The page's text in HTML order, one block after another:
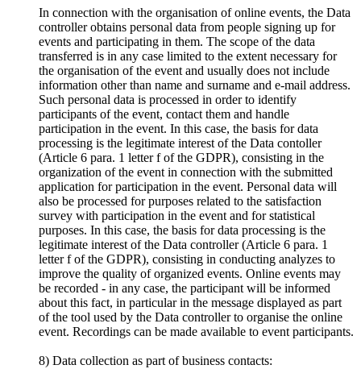
In connection with the organisation of online events, the Data
controller obtains personal data from people signing up for
events and participating in them. The scope of the data
transferred is in any case limited to the extent necessary for
the organisation of the event and usually does not include
information other than name and surname and e-mail address.
Such personal data is processed in order to identify
participants of the event, contact them and handle
participation in the event. In this case, the basis for data
processing is the legitimate interest of the Data contoller
(Article 6 para. 1 letter f of the GDPR), consisting in the
organization of the event in connection with the submitted
application for participation in the event. Personal data will
also be processed for purposes related to the satisfaction
survey with participation in the event and for statistical
purposes. In this case, the basis for data processing is the
legitimate interest of the Data controller (Article 6 para. 1
letter f of the GDPR), consisting in conducting analyzes to
improve the quality of organized events. Online events may
be recorded - in any case, the participant will be informed
about this fact, in particular in the message displayed as part
of the tool used by the Data controller to organise the online
event. Recordings can be made available to event participants.
8) Data collection as part of business contacts: